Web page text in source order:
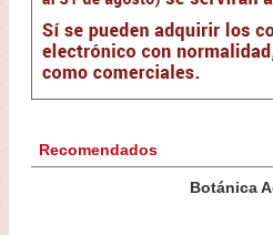
Recomendados
Botánica Agroalimentaria